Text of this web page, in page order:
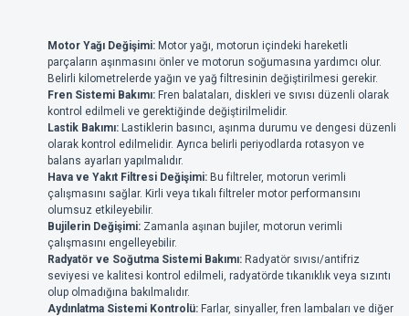
Motor Yağı Değişimi: Motor yağı, motorun içindeki hareketli
parçaların aşınmasını önler ve motorun soğumasına yardımcı olur.
Belirli kilometrelerde yağın ve yağ filtresinin değiştirilmesi gerekir.
Fren Sistemi Bakımı: Fren balataları, diskleri ve sıvısı düzenli olarak
kontrol edilmeli ve gerektiğinde değiştirilmelidir.
Lastik Bakımı: Lastiklerin basıncı, aşınma durumu ve dengesi düzenli
olarak kontrol edilmelidir. Ayrıca belirli periyodlarda rotasyon ve
balans ayarları yapılmalıdır.
Hava ve Yakıt Filtresi Değişimi: Bu filtreler, motorun verimli
çalışmasını sağlar. Kirli veya tıkalı filtreler motor performansını
olumsuz etkileyebilir.
Bujilerin Değişimi: Zamanla aşınan bujiler, motorun verimli
çalışmasını engelleyebilir.
Radyatör ve Soğutma Sistemi Bakımı: Radyatör sıvısı/antifriz
seviyesi ve kalitesi kontrol edilmeli, radyatörde tıkanıklık veya sızıntı
olup olmadığına bakılmalıdır.
Aydınlatma Sistemi Kontrolü: Farlar, sinyaller, fren lambaları ve diğer